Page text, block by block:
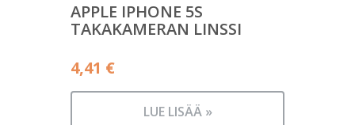
APPLE IPHONE 5S
TAKAKAMERAN LINSSI
4,41 €
LUE LISÄÄ »